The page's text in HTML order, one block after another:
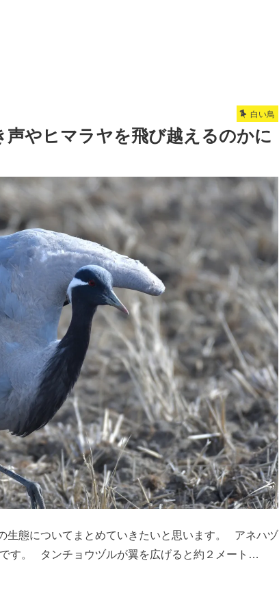
白い鳥
声やヒマラヤを飛び越えるのかに
生態についてまとめていきたいと思います。 アネハヅ
す。 タンチョウヅルが翼を広げると約２メート…